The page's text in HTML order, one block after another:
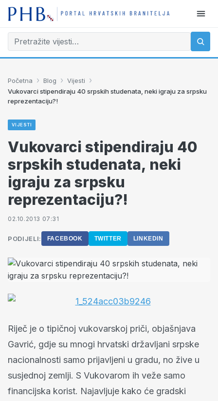
Početna › Blog › Vijesti ›
Vukovarci stipendiraju 40 srpskih studenata, neki igraju za srpsku
reprezentaciju?!
VIJESTI
Vukovarci stipendiraju 40
srpskih studenata, neki
igraju za srpsku
reprezentaciju?!
02.10.2013 07:31
PODIJELI: FACEBOOK TWITTER LINKEDIN
Riječ je o tipičnoj vukovarskoj priči, objašnjava
Gavrić, gdje su mnogi hrvatski državljani srpske
nacionalnosti samo prijavljeni u gradu, no žive u
susjednoj zemlji. S Vukovarom ih veže samo
financijska korist. Najavljuje kako će gradski